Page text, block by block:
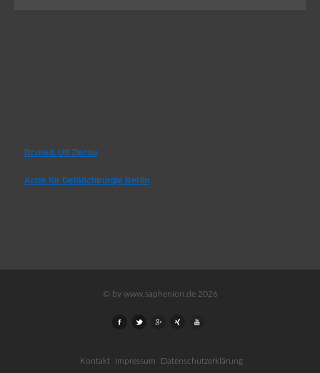
Dr.med. Ulf Zierau
Ärzte für Gefäßchirurgie Berlin
© by www.saphenion.de 2026
Kontakt Impressum Datenschutzerklärung